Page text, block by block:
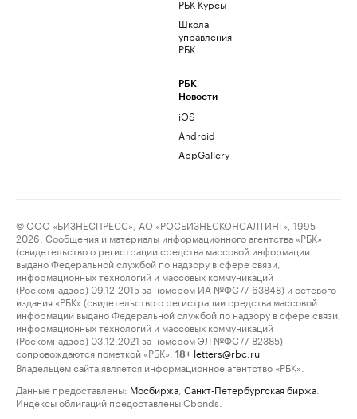
РБК Курсы
Школа
управления
РБК
РБК
Новости
iOS
Android
AppGallery
© ООО «БИЗНЕСПРЕСС», АО «РОСБИЗНЕСКОНСАЛТИНГ», 1995–
2026. Сообщения и материалы информационного агентства «РБК»
(свидетельство о регистрации средства массовой информации
выдано Федеральной службой по надзору в сфере связи,
информационных технологий и массовых коммуникаций
(Роскомнадзор) 09.12.2015 за номером ИА №ФС77-63848) и сетевого
издания «РБК» (свидетельство о регистрации средства массовой
информации выдано Федеральной службой по надзору в сфере связи,
информационных технологий и массовых коммуникаций
(Роскомнадзор) 03.12.2021 за номером ЭЛ №ФС77-82385)
сопровождаются пометкой «РБК».
18+ letters@rbc.ru
Владельцем сайта является информационное агентство «РБК».
Данные предоставлены: Мосбиржа Санкт-Петербургская биржа
Индексы облигаций предоставлены Cbonds.